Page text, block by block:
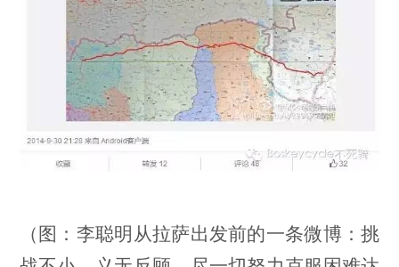
（图：李聪明从拉萨出发前的一条微博：挑